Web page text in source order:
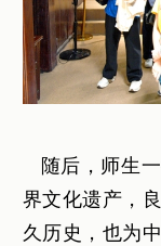
随后，师生
界文化遗产，
久历史，也为